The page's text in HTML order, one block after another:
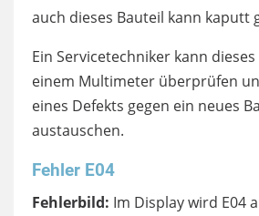
auch dieses Bauteil kann kaputt
Ein Servicetechniker kann
einem Multimeter überprüfen
eines Defekts gegen ein neues
austauschen.
Fehler E04
Fehlerbild: Im Display wird E04